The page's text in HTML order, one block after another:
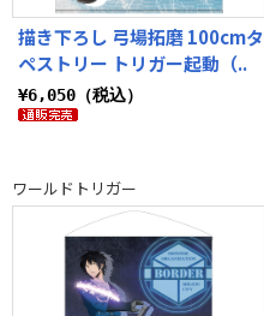
描き下ろし 弓場拓磨 100cmタ
ペストリー トリガー起動（..
¥6,050（税込）
ワールドトリガー